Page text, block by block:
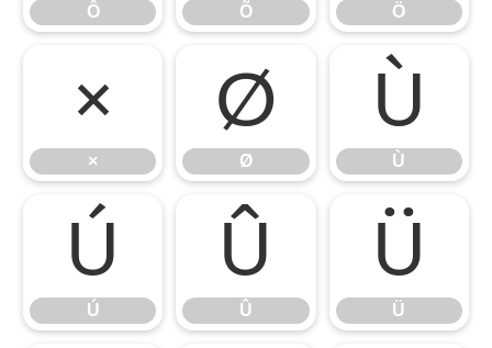
Ô Õ Ö
×
×
Ø
Ø
Ù
Ù
Ú
Ú
Û
Û
Ü
Ü